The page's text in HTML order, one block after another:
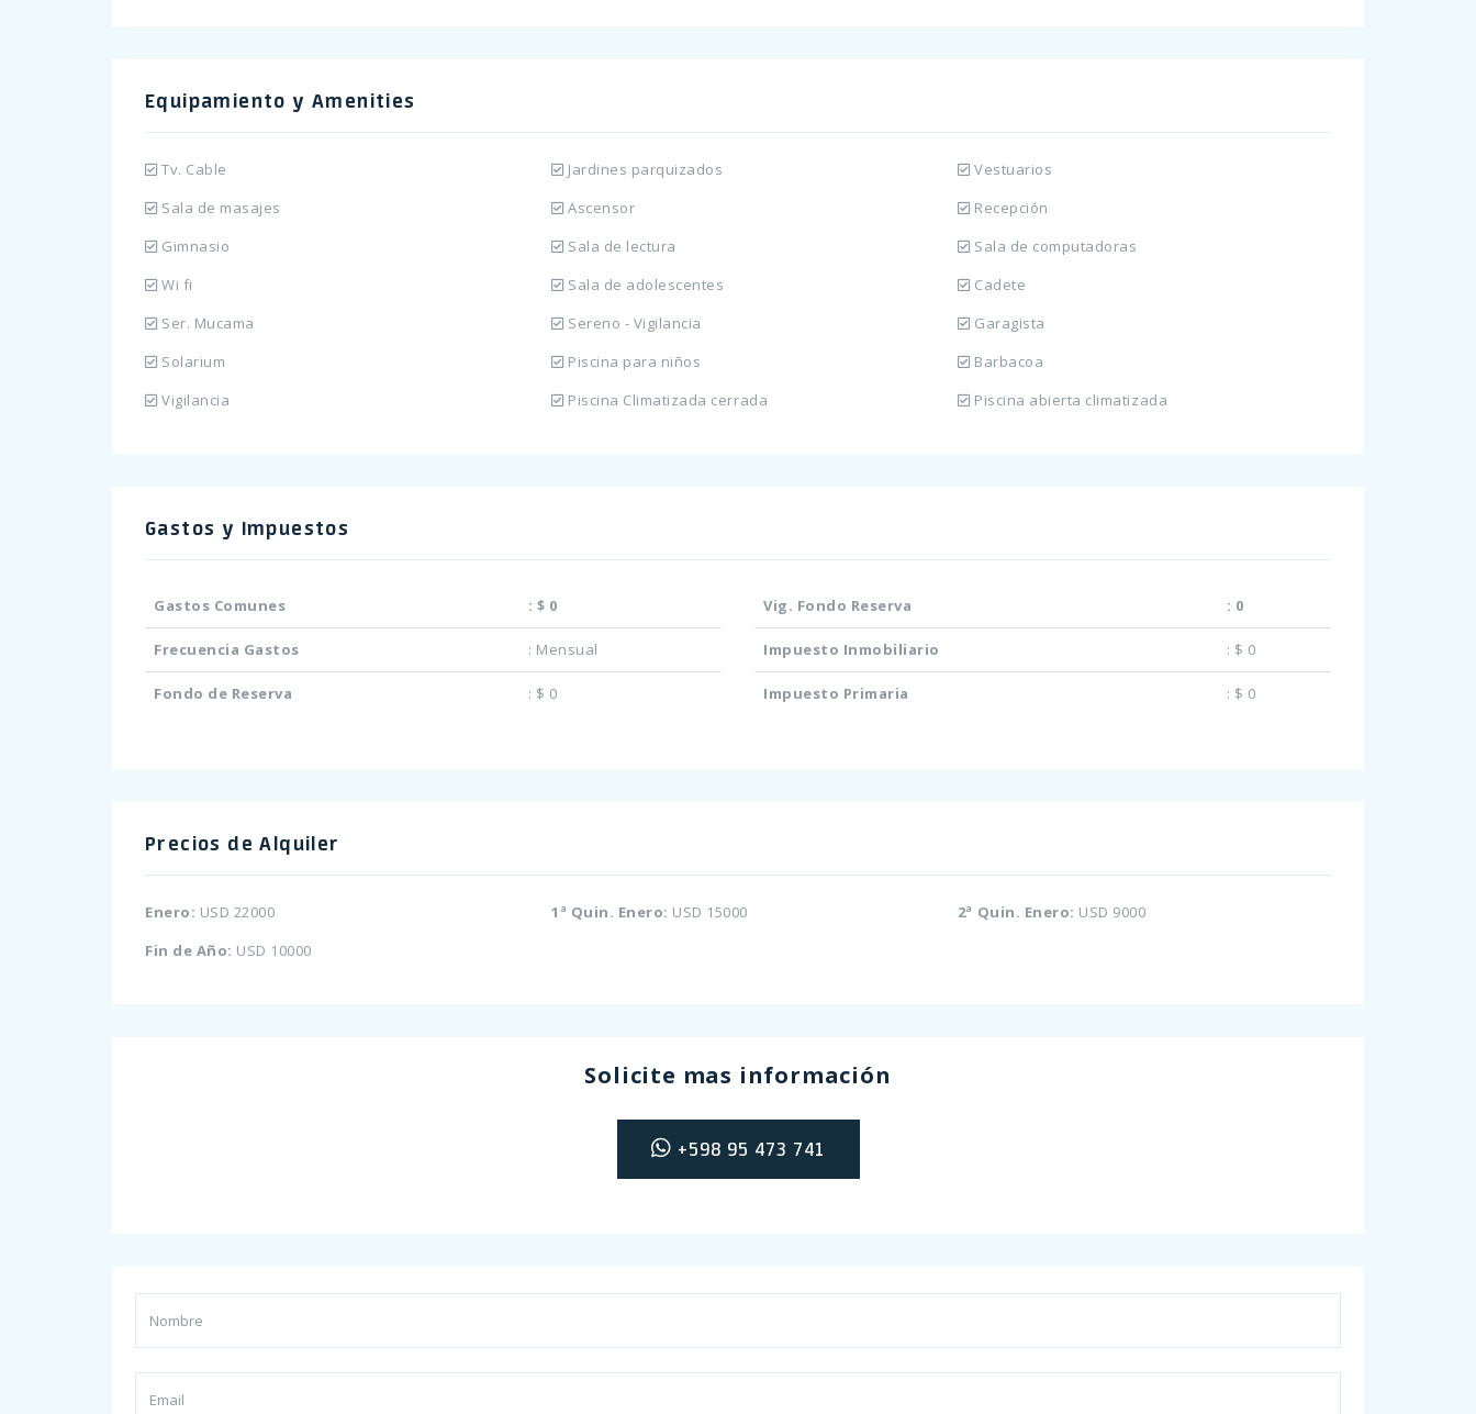
Equipamiento y Amenities
Tv. Cable Jardines parquizados
Vestuarios
Sala de masajes
Ascensor
Recepción
Gimnasio
Sala de lectura
Sala de computadoras
Wi fi
Sala de adolescentes
Cadete
Ser. Mucama
Sereno - Vigilancia
Garagista
Solarium
Piscina para niños
Barbacoa
Vigilancia
Piscina Climatizada cerrada Piscina abierta climatizada
Gastos y Impuestos
Gastos Comunes : $ 0
Frecuencia Gastos : Mensual
Fondo de Reserva : $ 0
Vig. Fondo Reserva : 0
Impuesto Inmobiliario : $ 0
Impuesto Primaria : $ 0
Precios de Alquiler
Enero: USD 22000 1ª Quin. Enero: USD 15000 2ª Quin. Enero: USD 9000
Fin de Año: USD 10000
Solicite mas información
+598 95 473 741